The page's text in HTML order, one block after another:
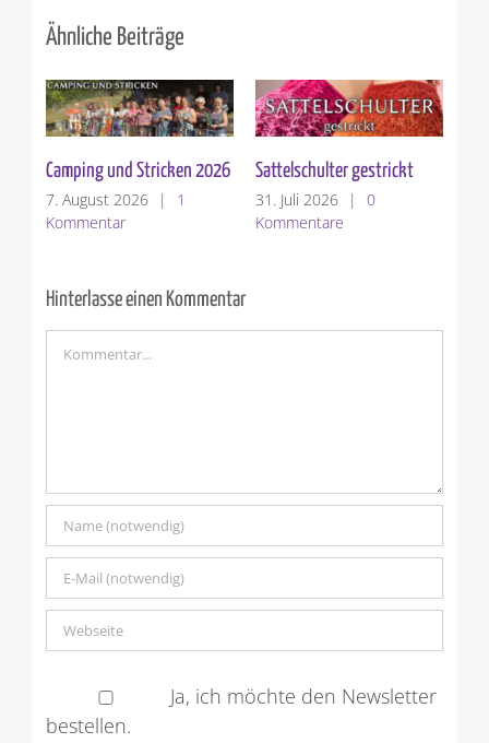
Ähnliche Beiträge
Die Sattelschulter
24. Juli 2026 |
1
Kommentar
Garnvorstellung: Woolly
Hugs BOUCLE`
17. Juli 2026
Hinterlasse einen Kommentar